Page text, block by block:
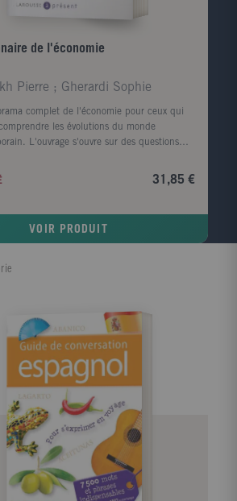
de l'économie
Pierre ; Gherardi Sophie
complet de l'économie pour ceux qui
les évolutions du monde
L'ouvrage s'ouvre sur des questions
? Le chômage va-t-il baisser ? Quel
a le réchauffement climatique ? ?
antique jusqu'à la crise financière
plus de 700 entrées sur les concepts,
31,85 €
VOIR PRODUIT